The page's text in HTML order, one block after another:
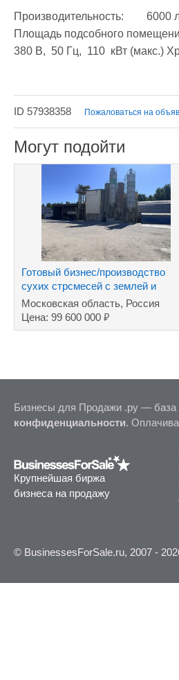
Производительность:	6000 л молока  в смену Площадь рабочего помещения:	400- 450 кв.м.
Площадь подсобного помещения:	 200-250 кв.м. Обслуживающий персонал:	4-7 чел.
380 В,  50 Гц,  110  кВт (макс.) Хранение готовой
ID 57938358 Пожаловаться на
Могут подойти
Готовый бизнес/производство
сухих стрсмесей с землей и
торговой маркой
Московская область, Россия
Цена: 99 600 000 ₽
Бизнесы для Продажи .ру — база
конфиденциальности.
Крупнейшая биржа
бизнеса на продажу
© BusinessesForSale.ru, 2007 -